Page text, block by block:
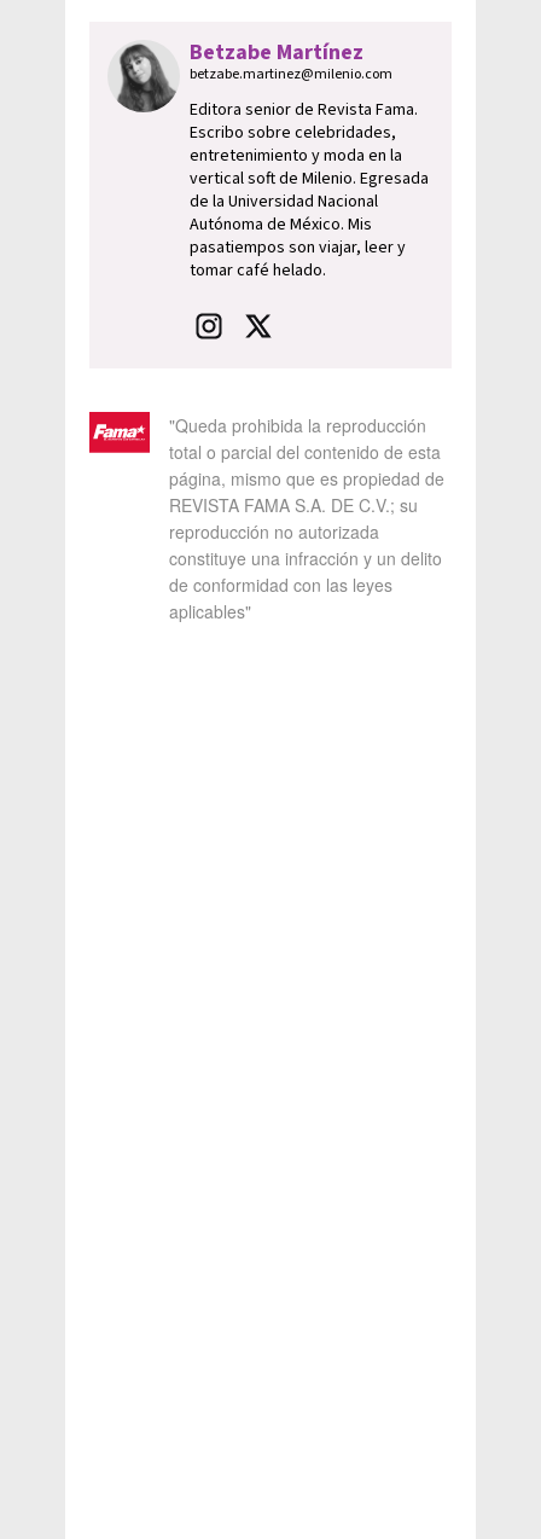
Betzabe Martínez
betzabe.martinez@milenio.com
Editora senior de Revista Fama.
Escribo sobre celebridades,
entretenimiento y moda en la
vertical soft de Milenio. Egresada
de la Universidad Nacional
Autónoma de México. Mis
pasatiempos son viajar, leer y
tomar café helado.
"Queda prohibida la reproducción
total o parcial del contenido de esta
página, mismo que es propiedad de
REVISTA FAMA S.A. DE C.V.; su
reproducción no autorizada
constituye una infracción y un delito
de conformidad con las leyes
aplicables"